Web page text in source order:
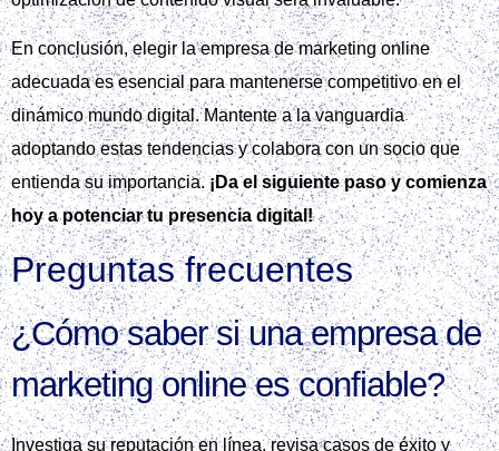
En conclusión, elegir la empresa de marketing online
adecuada es esencial para mantenerse competitivo en el
dinámico mundo digital. Mantente a la vanguardia
adoptando estas tendencias y colabora con un socio que
entienda su importancia.¡Da el siguiente paso y comienza
hoy a potenciar tu presencia digital!
Preguntas frecuentes
¿Cómo saber si una empresa de
marketing online es confiable?
Investiga su reputación en línea, revisa casos de éxito y